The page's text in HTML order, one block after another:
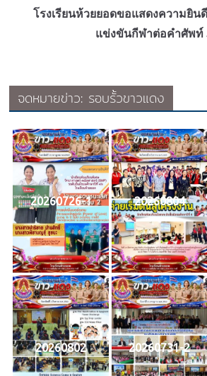
โรงเรียนห้วยยอดขอแสดงความยิน
แข่งขันกีฬาต่อคำศัพท์
จดหมายข่าว: รอบรั้วขาวแดง
20260726-1 20260804
20260802 20260731-2